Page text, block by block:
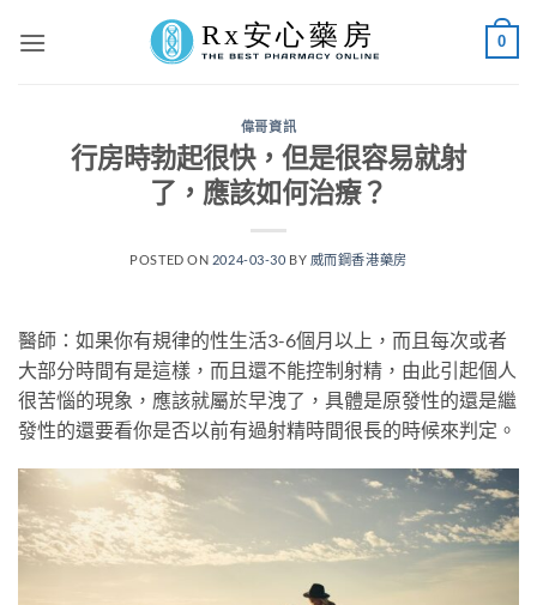
0
偉哥資訊
行房時勃起很快，但是很容易就射
了，應該如何治療？
POSTED ON 2024-03-30 BY 威而鋼香港藥房
醫師：如果你有規律的性生活3-6個月以上，而且每次或者
大部分時間有是這樣，而且還不能控制射精，由此引起個人
很苦惱的現象，應該就屬於早洩了，具體是原發性的還是繼
發性的還要看你是否以前有過射精時間很長的時候來判定。